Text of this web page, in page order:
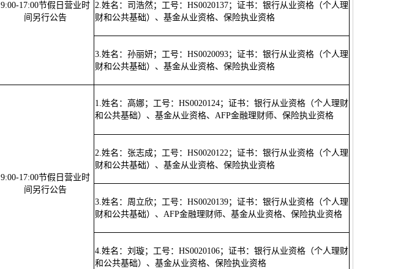
9:00-17:00节假日营业时
间另行公告
2.姓名：司浩然；工号：HS0020137；证书：银行从业资格（个人理
财和公共基础）、基金从业资格、保险执业资格
3.姓名：孙丽妍；工号：HS0020093；证书：银行从业资格（个人理
财和公共基础）、基金从业资格、保险执业资格
9:00-17:00节假日营业时
间另行公告
1.姓名：高娜；工号：HS0020124；证书：银行从业资格（个人理财
和公共基础）、基金从业资格、AFP金融理财师、保险执业资格
2.姓名：张志成；工号：HS0020122；证书：银行从业资格（个人理
财和公共基础）、基金从业资格、保险执业资格
3.姓名：周立欣；工号：HS0020139；证书：银行从业资格（个人理
财和公共基础）、AFP金融理财师、基金从业资格、保险执业资格
4.姓名：刘璇；工号：HS0020106；证书：银行从业资格（个人理财
和公共基础）、基金从业资格、保险执业资格